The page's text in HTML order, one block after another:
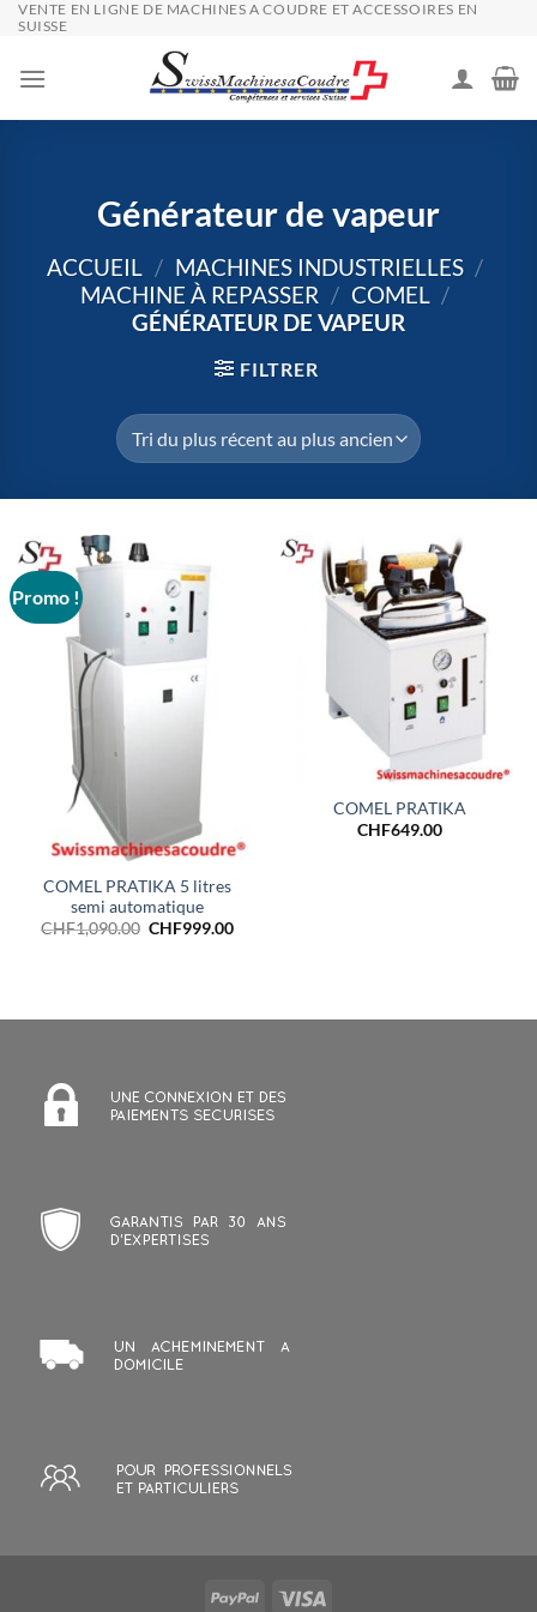
Passer
contenu
VENTE EN LIGNE DE MACHINES A COUDRE ET ACCESSOIRES EN
SUISSE
Générateur de vapeur
ACCUEIL / MACHINES INDUSTRIELLES /
MACHINE À REPASSER / COMEL /
GÉNÉRATEUR DE VAPEUR
FILTRER
Promo !
COMEL PRATIKA 5 litres
semi automatique
CHF1,090.00 Le
CHF999.00Le
COMEL PRATIKA
CHF649.00